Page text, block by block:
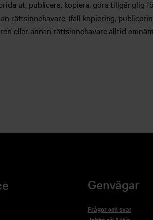
ut, publicera, kopiera, göra tillgänglig
rättsinnehavare. Ifall kopiering,
eller annan rättsinnehavare alltid
Genvägar
Frågor och svar